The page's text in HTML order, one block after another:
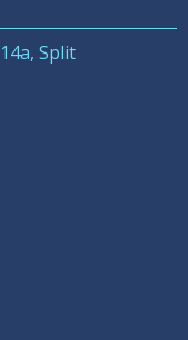
Split